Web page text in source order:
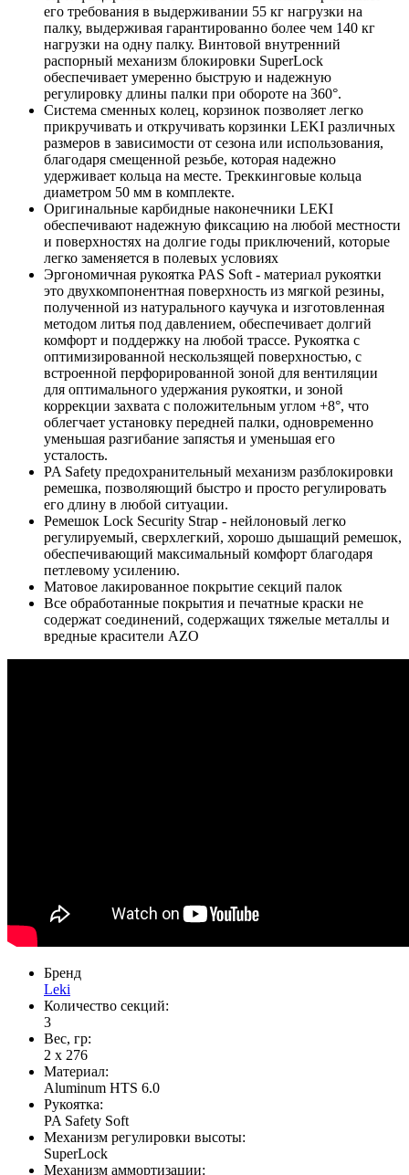
его требования в выдерживании 55 кг нагрузки на
палку, выдерживая гарантированно более чем 140 кг
нагрузки на одну палку. Винтовой внутренний
распорный механизм блокировки SuperLock
обеспечивает умеренно быструю и надежную
регулировку длины палки при обороте на 360°.
Система сменных колец, корзинок позволяет легко
прикручивать и откручивать корзинки LEKI различных
размеров в зависимости от сезона или использования,
благодаря смещенной резьбе, которая надежно
удерживает кольца на месте. Треккинговые кольца
диаметром 50 мм в комплекте.
Оригинальные карбидные наконечники LEKI
обеспечивают надежную фиксацию на любой местности
и поверхностях на долгие годы приключений, которые
легко заменяется в полевых условиях
Эргономичная рукоятка PAS Soft - материал рукоятки
это двухкомпонентная поверхность из мягкой резины,
полученной из натурального каучука и изготовленная
методом литья под давлением, обеспечивает долгий
комфорт и поддержку на любой трассе. Рукоятка с
оптимизированной нескользящей поверхностью, с
встроенной перфорированной зоной для вентиляции
для оптимального удержания рукоятки, и зоной
коррекции захвата с положительным углом +8°, что
облегчает установку передней палки, одновременно
уменьшая разгибание запястья и уменьшая его
усталость.
PA Safety предохранительный механизм разблокировки
ремешка, позволяющий быстро и просто регулировать
его длину в любой ситуации.
Ремешок Lock Security Strap - нейлоновый легко
регулируемый, сверхлегкий, хорошо дышащий ремешок,
обеспечивающий максимальный комфорт благодаря
петлевому усилению.
Матовое лакированное покрытие секций палок
Все обработанные покрытия и печатные краски не
содержат соединений, содержащих тяжелые металлы и
вредные красители AZO
Бренд
Leki
Количество секций:
3
Вес, гр:
2 х 276
Материал:
Aluminum HTS 6.0
Рукоятка:
PA Safety Soft
Механизм регулировки высоты:
SuperLock
Механизм аммортизации: